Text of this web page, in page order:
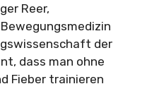
Reer,
der
dass man ohne
Fieber trainieren